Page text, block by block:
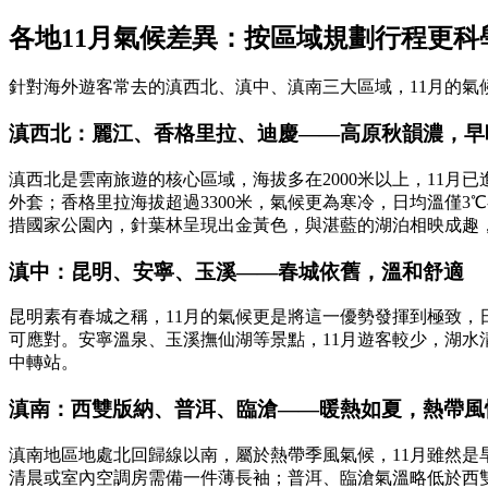
各地11月氣候差異：按區域規劃行程更科
針對海外遊客常去的滇西北、滇中、滇南三大區域，11月的
滇西北：麗江、香格里拉、迪慶——高原秋韻濃，早
滇西北是雲南旅遊的核心區域，海拔多在2000米以上，11月
外套；香格里拉海拔超過3300米，氣候更為寒冷，日均溫僅
措國家公園內，針葉林呈現出金黃色，與湛藍的湖泊相映成趣
滇中：昆明、安寧、玉溪——春城依舊，溫和舒適
昆明素有春城之稱，11月的氣候更是將這一優勢發揮到極致
可應對。安寧溫泉、玉溪撫仙湖等景點，11月遊客較少，湖
中轉站。
滇南：西雙版納、普洱、臨滄——暖熱如夏，熱帶風
滇南地區地處北回歸線以南，屬於熱帶季風氣候，11月雖然
清晨或室內空調房需備一件薄長袖；普洱、臨滄氣溫略低於